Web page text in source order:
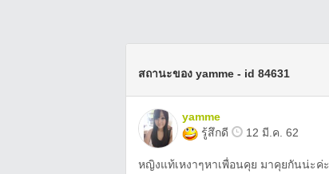
สถานะของ yamme - id 84631
yamme
รู้สึกดี
12 มี.ค. 62
หญิงแท้เหงาๆหาเพื่อนคุย มาคุยกันน่ะค่ะ